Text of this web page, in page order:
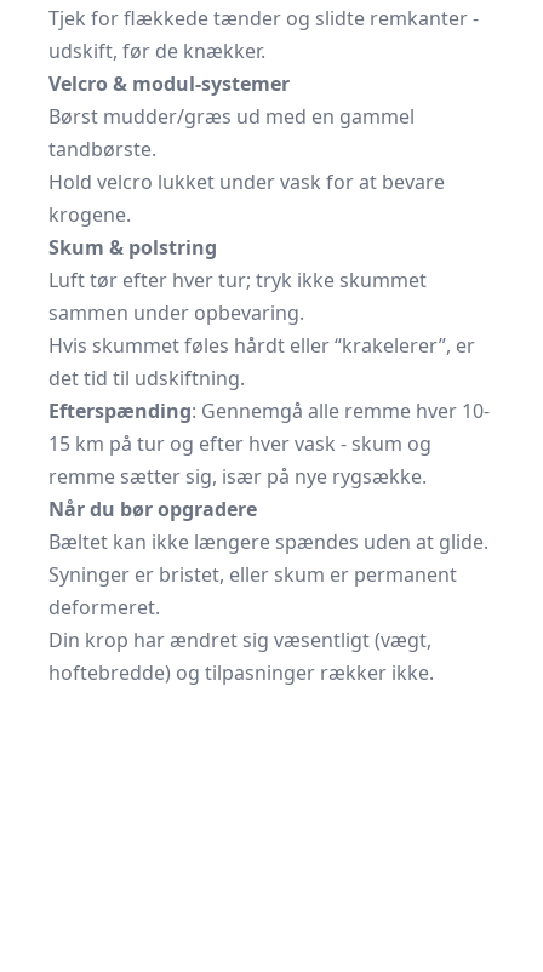
Tjek for flækkede tænder og slidte remkanter -
udskift, før de knækker.
Velcro & modul-systemer
Børst mudder/græs ud med en gammel
tandbørste.
Hold velcro lukket under vask for at bevare
krogene.
Skum & polstring
Luft tør efter hver tur; tryk ikke skummet
sammen under opbevaring.
Hvis skummet føles hårdt eller “krakelerer”, er
det tid til udskiftning.
Efterspænding: Gennemgå alle remme hver 10-
15 km på tur og efter hver vask - skum og
remme sætter sig, især på nye rygsække.
Når du bør opgradere
Bæltet kan ikke længere spændes uden at glide.
Syninger er bristet, eller skum er permanent
deformeret.
Din krop har ændret sig væsentligt (vægt,
hoftebredde) og tilpasninger rækker ikke.